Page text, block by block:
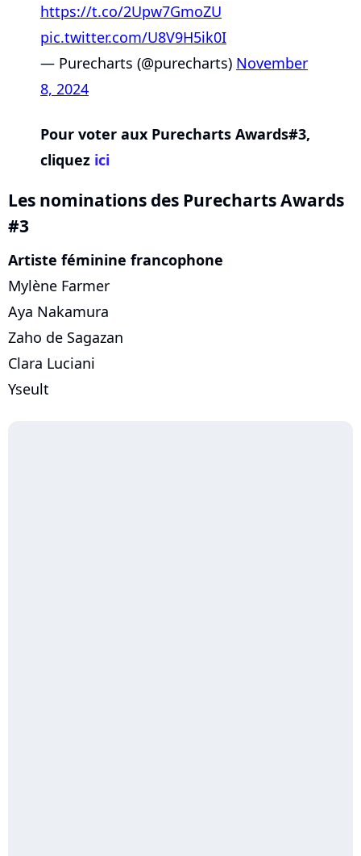
https://t.co/2Upw7GmoZU
pic.twitter.com/U8V9H5ik0I
— Purecharts (@purecharts) November
8, 2024
Pour voter aux Purecharts Awards#3,
cliquez ici
Les nominations des Purecharts Awards
#3
Artiste féminine francophone
Mylène Farmer
Aya Nakamura
Zaho de Sagazan
Clara Luciani
Yseult